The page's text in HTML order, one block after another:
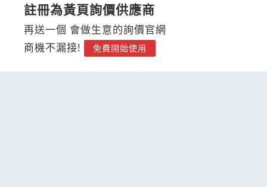
註冊為黃頁詢價供應商
再送一個 會做生意的詢價官網
商機不漏接!
免費開始使用